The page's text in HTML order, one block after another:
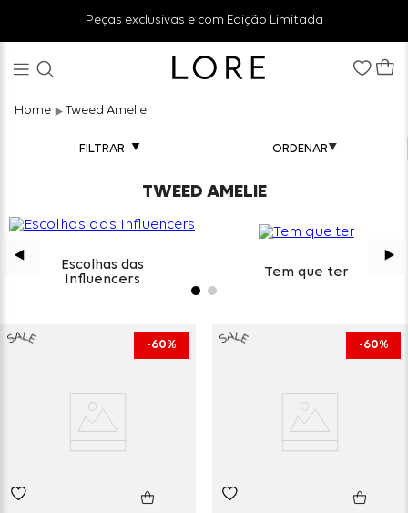
Peças exclusivas e com Edição Limitada
Tweed Amelie
FILTRAR
TWEED AMELIE
Escolhas das
Influencers
Tem que ter
60% 60%